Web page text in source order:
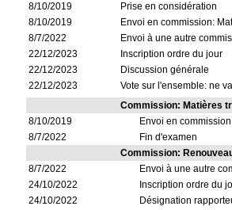
8/10/2019
Prise en considération
8/10/2019
Envoi en commission:
8/7/2022
Envoi à une autre
22/12/2023
Inscription ordre du jour
22/12/2023
Discussion générale
22/12/2023
Vote sur l'ensemble: ne
Commission: Matières
8/10/2019
Envoi en commission
8/7/2022
Fin d'examen
Commission:
8/7/2022
Envoi à une autre
24/10/2022
Inscription ordre du
24/10/2022
Désignation